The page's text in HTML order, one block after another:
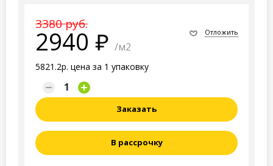
3380 руб.
2940 /м2
5821.2р. цена за 1 упаковку
Отложить
Заказать
В рассрочку